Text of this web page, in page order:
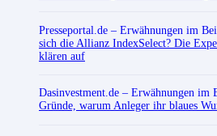
Presseportal.de – Erwähnungen im
sich die Allianz IndexSelect? Die
klären auf
Dasinvestment.de – Erwähnungen im
Gründe, warum Anleger ihr blaues